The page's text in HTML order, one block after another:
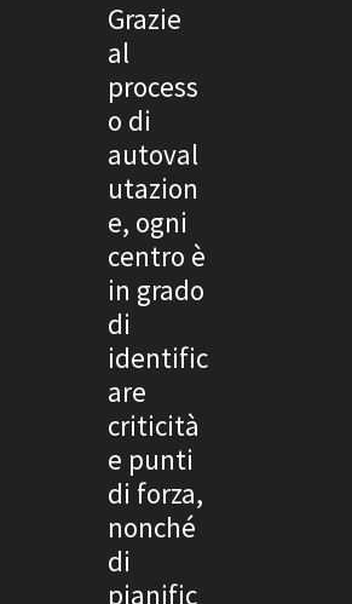
Grazie
al
process
o di
autoval
utazion
e, ogni
centro è
in grado
di
identific
are
criticità
e punti
di forza,
nonché
di
pianific